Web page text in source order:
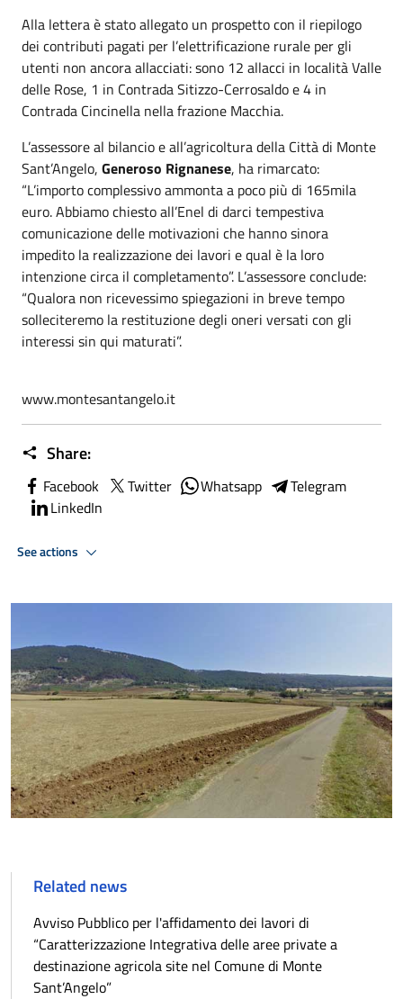
Alla lettera è stato allegato un prospetto con il riepilogo
dei contributi pagati per l’elettrificazione rurale per gli
utenti non ancora allacciati: sono 12 allacci in località Valle
delle Rose, 1 in Contrada Sitizzo-Cerrosaldo e 4 in
Contrada Cincinella nella frazione Macchia.
L’assessore al bilancio e all’agricoltura della Città di Monte
Sant’Angelo, Generoso Rignanese, ha rimarcato:
“L’importo complessivo ammonta a poco più di 165mila
euro. Abbiamo chiesto all’Enel di darci tempestiva
comunicazione delle motivazioni che hanno sinora
impedito la realizzazione dei lavori e qual è la loro
intenzione circa il completamento”. L’assessore conclude:
“Qualora non ricevessimo spiegazioni in breve tempo
solleciteremo la restituzione degli oneri versati con gli
interessi sin qui maturati”.
www.montesantangelo.it
Share:
Facebook Twitter Whatsapp
Telegram
LinkedIn
See actions
Related news
Avviso Pubblico per l'affidamento dei lavori di
“Caratterizzazione Integrativa delle aree private a
destinazione agricola site nel Comune di Monte
Sant’Angelo”